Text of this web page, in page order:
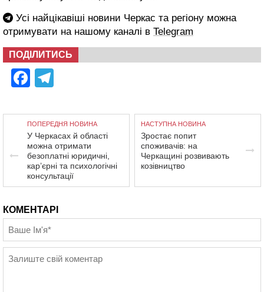
Усі найцікавіші новини Черкас та регіону можна
отримувати на нашому каналі в Telegram
ПОДІЛИТИСЬ
Facebook
ПОПЕРЕДНЯ НОВИНА
У Черкасах й області
можна отримати
безоплатні юридичні,
кар’єрні та психологічні
консультації
НАСТУПНА НОВИНА
Зростає попит
споживачів: на
Черкащині розвивають
козівництво
КОМЕНТАРІ